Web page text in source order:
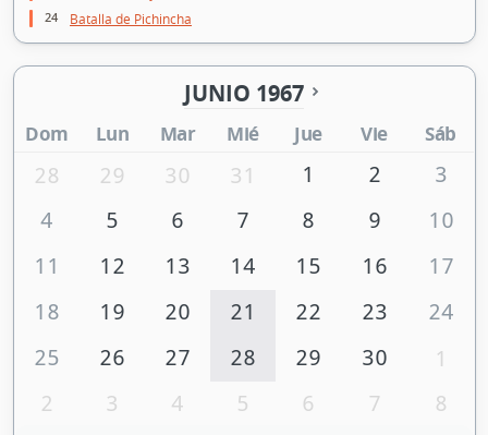
24 Batalla de Pichincha
JUNIO 1967
Dom Lun Mar Mié Jue Vie Sáb
28 29 30 31 1 2
3
4
5 6 7 8 9
10
11
12 13 14 15 16
17
18
19 20 21 22 23
24
25
26 27 28 29 30
1
2
3 4 5 6 7 8